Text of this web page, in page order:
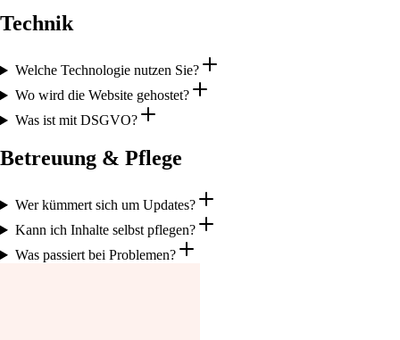
Technik
Welche Technologie nutzen Sie?
Wo wird die Website gehostet?
Was ist mit DSGVO?
Betreuung & Pflege
Wer kümmert sich um Updates?
Kann ich Inhalte selbst pflegen?
Was passiert bei Problemen?